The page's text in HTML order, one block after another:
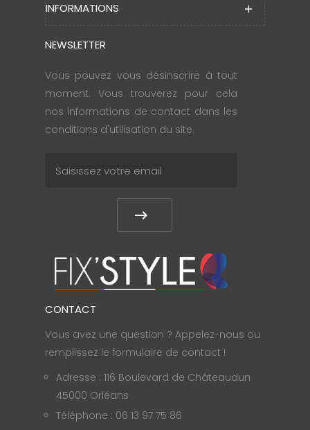
INFORMATIONS add
NEWSLETTER
Vous pouvez vous désinscrire à tout
moment. Vous trouverez pour cela
nos informations de contact dans les
conditions d'utilisation du site.
CONTACT
Vous avez une question ? Appelez-nous ou
remplissez le formulaire de contact !
Adresse : 116 Boulevard de Châteaudun
45000 Orléans
Téléphone : 06 13 97 75 86